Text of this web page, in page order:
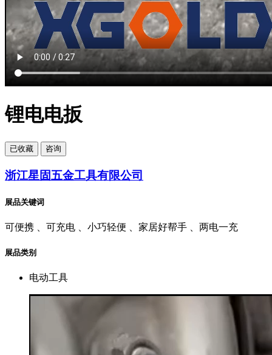
锂电电扳
已收藏 咨询
浙江星固五金工具有限公司
展品关键词
可便携 、可充电 、小巧轻便 、家居好帮手 、两电一充
展品类别
电动工具